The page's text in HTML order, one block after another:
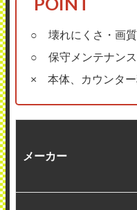
○ 壊れにくさ・画質
○ 保守メンテナン
× 本体、カウンター
メーカー